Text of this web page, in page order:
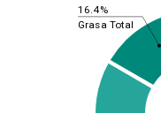
16.4%
Grasa Total